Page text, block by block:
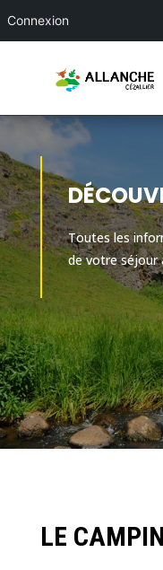
Toutes les
de votre séjour
LE
Connexion